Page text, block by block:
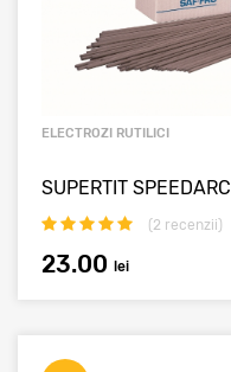
ELECTROZI RUTILICI
SUPERTIT SPEEDARC
(2 recenzii)
23.00 lei